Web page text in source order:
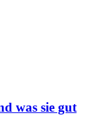
was sie gut